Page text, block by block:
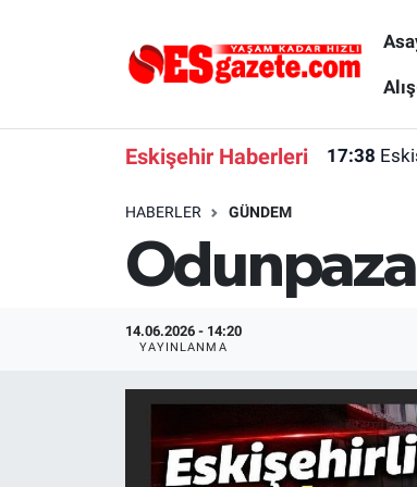
Eskişehir Haberleri 17:38
HABERLER GÜNDEM
14.06.2026 - 14:20
YAYINLANMA
Gündem
Alış-Veriş/İş dünyası
Eskişehirspor Arşivi
Kültür Sanat
Eskişehir Nöbetçi Eczaneler
Süper Lig Puan Durumu ve Fikstür